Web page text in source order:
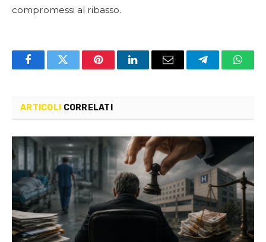
compromessi al ribasso.
FacebookTwitter PinterestLinkedInEmail Telegram
ARTICOLI CORRELATI